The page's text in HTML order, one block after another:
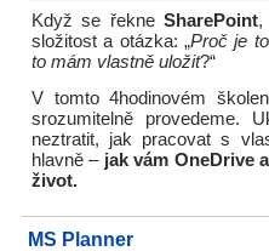
Když se řekne SharePoint,
složitost a otázka: „Proč je
to mám vlastně uložit?“
V tomto 4hodinovém
srozumitelně provedeme.
neztratit, jak pracovat s
hlavně – jak vám OneDrive
život.
MS Planner